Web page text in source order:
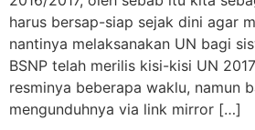
harus bersap-siap sejak dini agar
nantinya melaksanakan UN bagi
BSNP telah merilis kisi-kisi UN
resminya beberapa waklu, namun
mengunduhnya via link mirror […]